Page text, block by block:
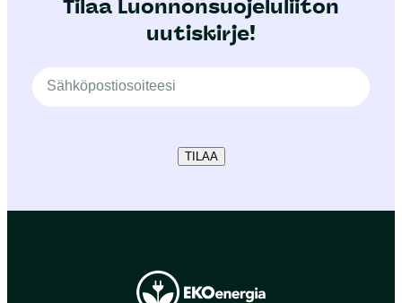
Tilaa Luonnonsuojeluliiton
uutiskirje!
TILAA